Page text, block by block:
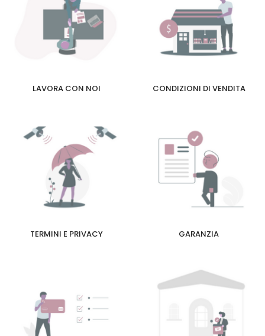
LAVORA CON NOI CONDIZIONI DI VENDITA
TERMINI E PRIVACY GARANZIA